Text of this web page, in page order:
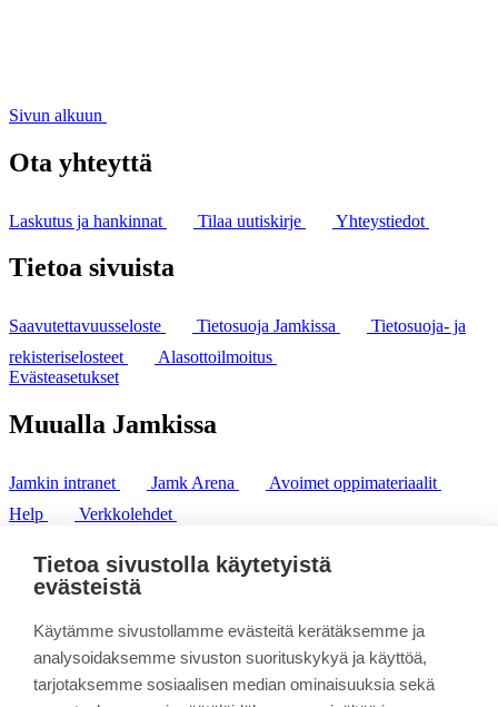
Sivun alkuun
Ota yhteyttä
Laskutus ja hankinnat Tilaa uutiskirje Yhteystiedot
Tietoa sivuista
Saavutettavuusseloste Tietosuoja Jamkissa
Tietosuoja- ja
rekisteriselosteet
Alasottoilmoitus
Evästeasetukset
Muualla Jamkissa
Jamkin intranet Jamk Arena
Avoimet oppimateriaalit
Help
Verkkolehdet
puh. +358 20 743 8100
fax. +358 14 449 9694
Tietoa sivustolla käytetyistä
evästeistä
Käytämme sivustollamme evästeitä kerätäksemme ja
analysoidaksemme sivuston suorituskykyä ja käyttöä,
tarjotaksemme sosiaalisen median ominaisuuksia sekä